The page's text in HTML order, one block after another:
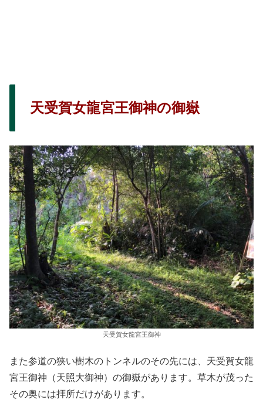
天受賀女龍宮王御神の御嶽
天受賀女龍宮王御神
また参道の狭い樹木のトンネルのその先には、天受賀女龍
宮王御神（天照大御神）の御嶽があります。草木が茂った
その奥には拝所だけがあります。